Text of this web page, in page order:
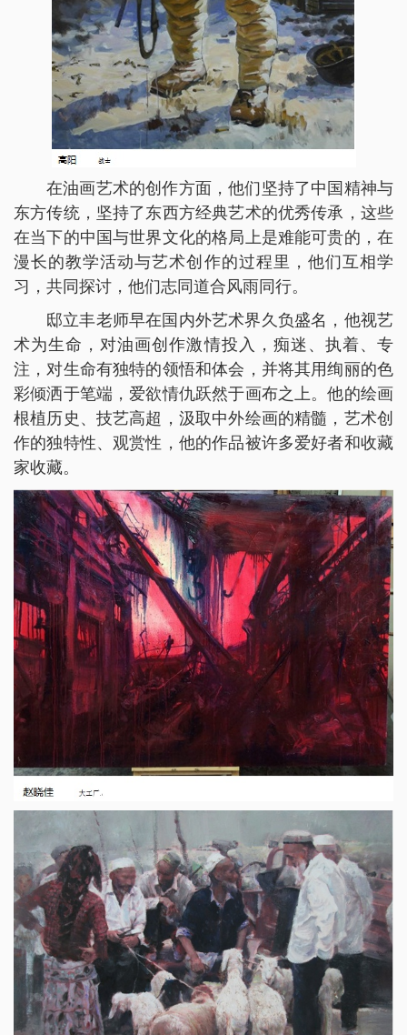
在油画艺术的创作方面，他们坚持了中国精神与
东方传统，坚持了东西方经典艺术的优秀传承，这些
在当下的中国与世界文化的格局上是难能可贵的，在
漫长的教学活动与艺术创作的过程里，他们互相学
习，共同探讨，他们志同道合风雨同行。
邸立丰老师早在国内外艺术界久负盛名，他视艺
术为生命，对油画创作激情投入，痴迷、执着、专
注，对生命有独特的领悟和体会，并将其用绚丽的色
彩倾洒于笔端，爱欲情仇跃然于画布之上。他的绘画
根植历史、技艺高超，汲取中外绘画的精髓，艺术创
作的独特性、观赏性，他的作品被许多爱好者和收藏
家收藏。